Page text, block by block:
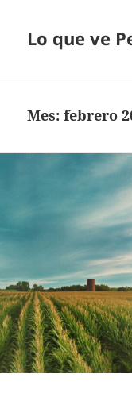
Lo que ve
Mes:febrero